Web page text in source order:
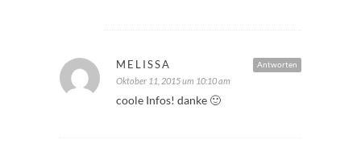
Antworten
MELISSA
Oktober 11, 2015 um 10:10 am
coole Infos! danke 🙂